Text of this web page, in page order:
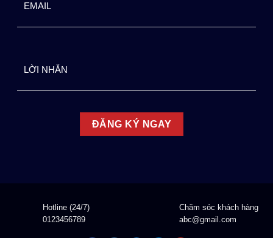
Hotline (24/7)
0123456789
Chăm sóc khách hàng
abc@gmail.com